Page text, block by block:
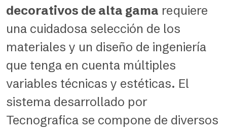
decorativos de alta gama requiere
una cuidadosa selección de los
materiales y un diseño de ingeniería
que tenga en cuenta múltiples
variables técnicas y estéticas. El
sistema desarrollado por
Tecnografica se compone de diversos